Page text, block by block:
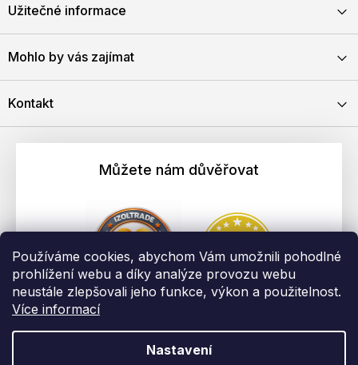
Používáme cookies, abychom Vám umožnili pohodlné
prohlížení webu a díky analýze provozu webu
neustále zlepšovali jeho funkce, výkon a použitelnost.
Více informací
Nastavení
Užitečné informace
Mohlo by vás zajímat
Kontakt
Můžete nám důvěřovat